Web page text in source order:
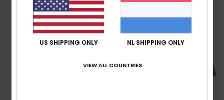
US SHIPPING ONLY NL SHIPPING ONLY
VIEW ALL COUNTRIES